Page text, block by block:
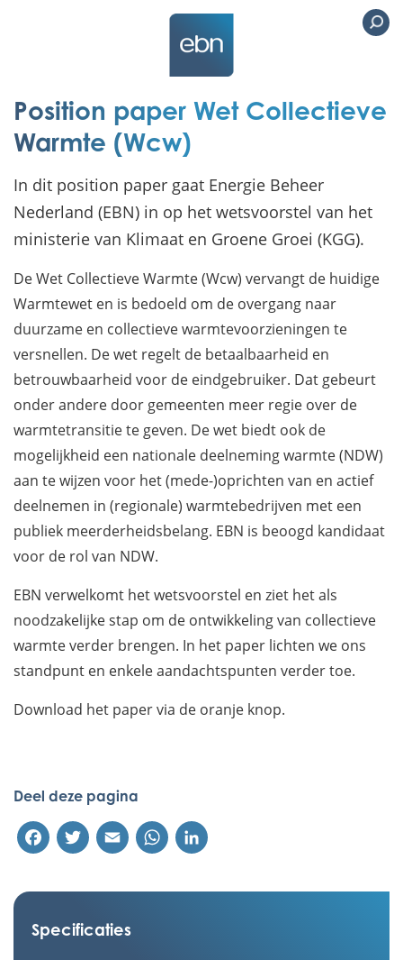
Position paper Wet Collectieve
Warmte (Wcw)
In dit position paper gaat Energie Beheer
Nederland (EBN) in op het wetsvoorstel van het
ministerie van Klimaat en Groene Groei (KGG).
De Wet Collectieve Warmte (Wcw) vervangt de huidige
Warmtewet en is bedoeld om de overgang naar
duurzame en collectieve warmtevoorzieningen te
versnellen. De wet regelt de betaalbaarheid en
betrouwbaarheid voor de eindgebruiker. Dat gebeurt
onder andere door gemeenten meer regie over de
warmtetransitie te geven. De wet biedt ook de
mogelijkheid een nationale deelneming warmte (NDW)
aan te wijzen voor het (mede-)oprichten van en actief
deelnemen in (regionale) warmtebedrijven met een
publiek meerderheidsbelang. EBN is beoogd kandidaat
voor de rol van NDW.
EBN verwelkomt het wetsvoorstel en ziet het als
noodzakelijke stap om de ontwikkeling van collectieve
warmte verder brengen. In het paper lichten we ons
standpunt en enkele aandachtspunten verder toe.
Download het paper via de oranje knop.
Deel deze pagina
FacebookTwitterEmail WhatsApp
Specificaties